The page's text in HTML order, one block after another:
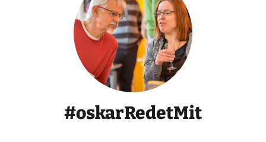
#oskarRedetMit